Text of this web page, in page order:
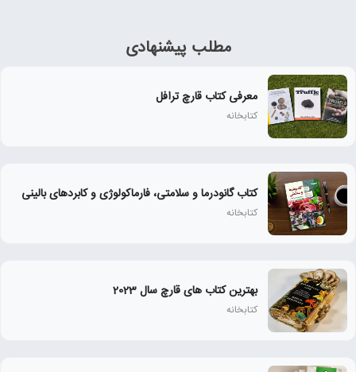
مطلب پیشنهادی
معرفی کتاب قارچ ترافل
کتابخانه
کتاب گانودرما و سلامتی، فارماکولوژی و کابردهای بالینی
کتابخانه
بهترین کتاب های قارچ سال 2023
کتابخانه